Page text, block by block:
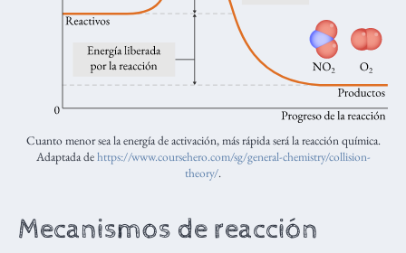
Cuanto menor sea la energía de activación, más rápida será la reacción química.
Adaptada dehttps://www.coursehero.com/sg/general-chemistry/collision-
theory/.
Mecanismos de reacción